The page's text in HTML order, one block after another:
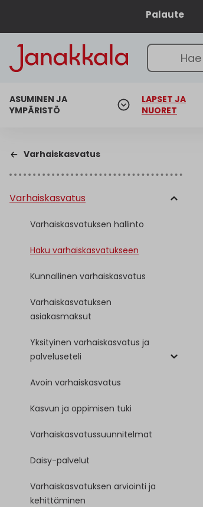
Palaute
ASUMINEN JA
YMPÄRISTÖ
LAPSET JA
NUORET
Varhaiskasvatus
Varhaiskasvatus
Varhaiskasvatuksen hallinto
Haku varhaiskasvatukseen
Kunnallinen varhaiskasvatus
Varhaiskasvatuksen
asiakasmaksut
Yksityinen varhaiskasvatus ja
palveluseteli
Avoin varhaiskasvatus
Kasvun ja oppimisen tuki
Varhaiskasvatussuunnitelmat
Daisy-palvelut
Varhaiskasvatuksen arviointi ja
kehittäminen